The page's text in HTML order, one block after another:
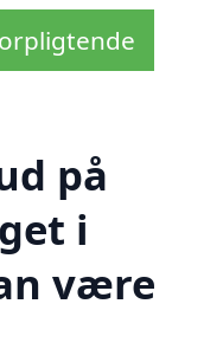
på
i
være